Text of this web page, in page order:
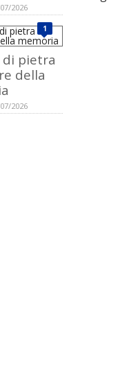
2026
1
di pietra
della
2026